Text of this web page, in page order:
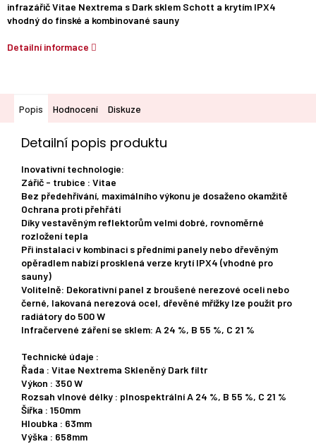
infrazářič Vitae Nextrema s Dark sklem Schott a krytím IPX4
vhodný do finské a kombinované sauny
Detailní informace
Popis Hodnocení Diskuze
Detailní popis produktu
Inovativní technologie:
Zářič - trubice : Vitae
Bez předehřívání, maximálního výkonu je dosaženo okamžitě
Ochrana proti přehřátí
Díky vestavěným reflektorům velmi dobré, rovnoměrné
rozložení tepla
Při instalaci v kombinaci s předními panely nebo dřevěným
opěradlem nabízí prosklená verze krytí IPX4 (vhodné pro
sauny)
Volitelně: Dekorativní panel z broušené nerezové oceli nebo
černé, lakovaná nerezová ocel, dřevěné mřížky lze použít pro
radiátory do 500 W
Infračervené záření se sklem: A 24 %, B 55 %, C 21 %
Technické údaje :
Řada : Vitae Nextrema Skleněný Dark filtr
Výkon : 350 W
Rozsah vlnové délky : plnospektrální A 24 %, B 55 %, C 21 %
Šířka : 150mm
Hloubka : 63mm
Výška : 658mm